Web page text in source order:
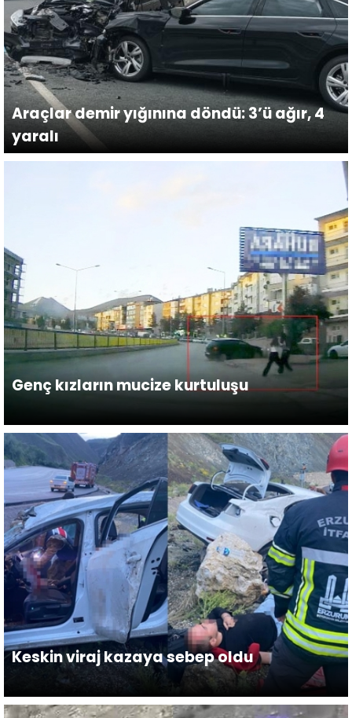
Araçlar demir yığınına döndü: 3’ü ağır, 4
yaralı
Genç kızların mucize kurtuluşu
Keskin viraj kazaya sebep oldu